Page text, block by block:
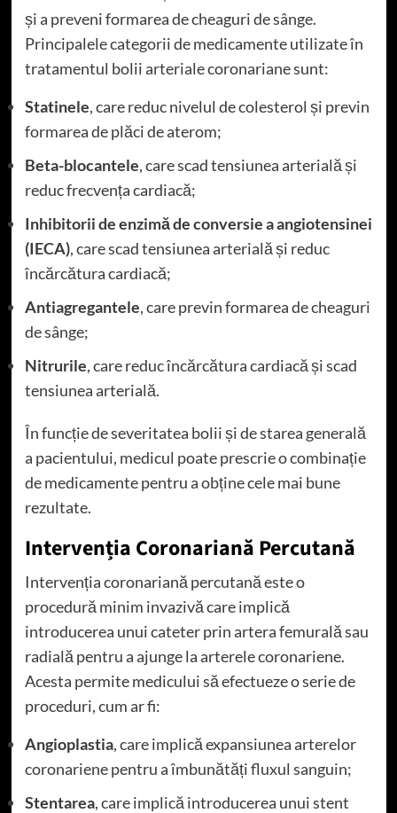
și a preveni formarea de cheaguri de sânge.
Principalele categorii de medicamente utilizate în
tratamentul bolii arteriale coronariane sunt:
Statinele, care reduc nivelul de colesterol și previn
formarea de plăci de aterom;
Beta-blocantele, care scad tensiunea arterială și
reduc frecvența cardiacă;
Inhibitorii de enzimă de conversie a angiotensinei
(IECA), care scad tensiunea arterială și reduc
încărcătura cardiacă;
Antiagregantele, care previn formarea de cheaguri
de sânge;
Nitrurile, care reduc încărcătura cardiacă și scad
tensiunea arterială.
În funcție de severitatea bolii și de starea generală
a pacientului, medicul poate prescrie o combinație
de medicamente pentru a obține cele mai bune
rezultate.
Intervenția Coronariană Percutană
Intervenția coronariană percutană este o
procedură minim invazivă care implică
introducerea unui cateter prin artera femurală sau
radială pentru a ajunge la arterele coronariene.
Acesta permite medicului să efectueze o serie de
proceduri, cum ar fi:
Angioplastia, care implică expansiunea arterelor
coronariene pentru a îmbunătăți fluxul sanguin;
Stentarea, care implică introducerea unui stent